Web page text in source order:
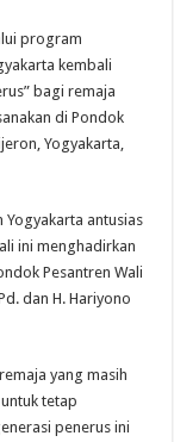
Jadi Bekal Menuju
program
kembali
bagi remaja
di Pondok
Yogyakarta,
Yogyakarta antusias
ini menghadirkan
Pesantren Wali
dan H. Hariyono
yang masih
tetap
penerus ini